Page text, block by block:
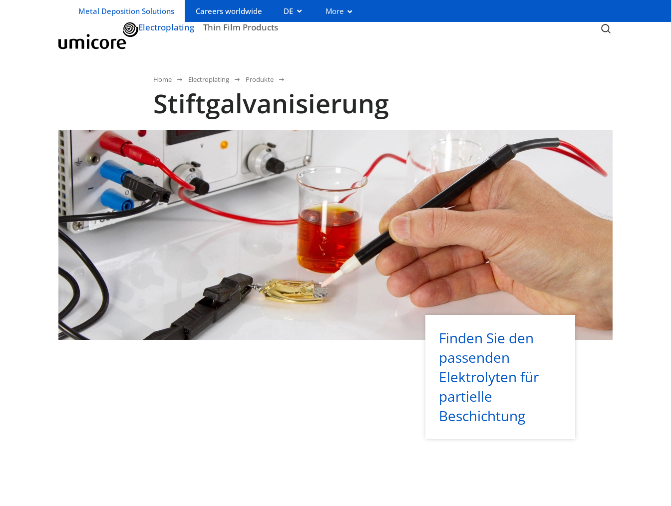
Geschäftsbereich / Abteilung:
Metal Deposition Solutions Careers worldwide DE More
Electroplating Thin Film Products
Home Electroplating Produkte
Stiftgalvanisierung
Finden Sie den
passenden
Elektrolyten für
partielle
Beschichtung